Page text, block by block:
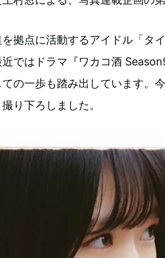
拠点に活動するアイドル「タ
ではドラマ『ワカコ酒
の一歩も踏み出しています。
り下ろしました。